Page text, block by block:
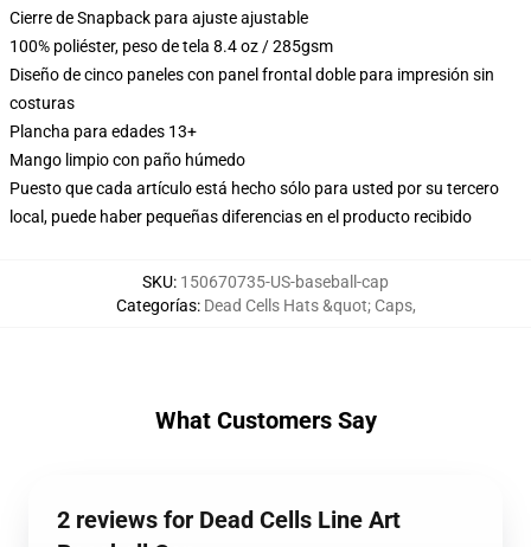
Cierre de Snapback para ajuste ajustable
100% poliéster, peso de tela 8.4 oz / 285gsm
Diseño de cinco paneles con panel frontal doble para impresión sin
costuras
Plancha para edades 13+
Mango limpio con paño húmedo
Puesto que cada artículo está hecho sólo para usted por su tercero
local, puede haber pequeñas diferencias en el producto recibido
SKU: 150670735-US-baseball-cap
Categorías: Dead Cells Hats &quot; Caps,
What Customers Say
2 reviews for Dead Cells Line Art